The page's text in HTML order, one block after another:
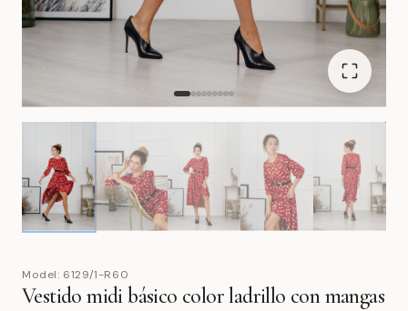
Model: 6129/1-R60
Vestido midi básico color ladrillo con mangas